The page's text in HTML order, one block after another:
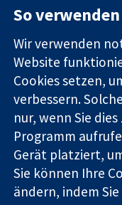
Evidenz
Entscheidungen
Bessere
Gesundheit
Die Cochrane
(Nr. 1045921) und in
mit beschränkter
Umsatzsteuer-
So
Wir verwenden
Website
Cookies setzen,
verbessern.
nur, wenn Sie dies
Programm
Gerät platziert,
Sie können Ihre
ändern, indem